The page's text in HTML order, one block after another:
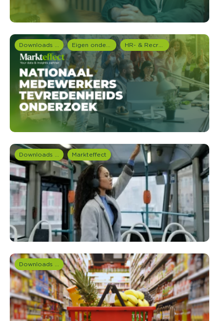
Downloads en rapportages Eigen onderzoeken HR- & Recruitment onderzoek
Downloads en rapportages Markteffect
Downloads en rapportages